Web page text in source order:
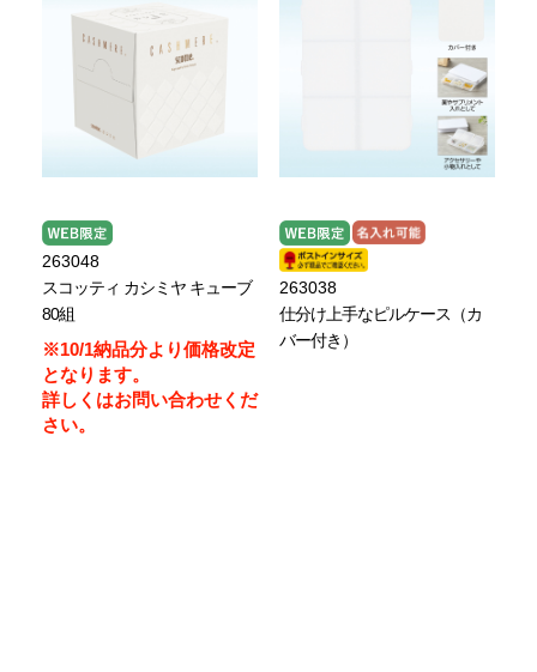
263048
スコッティ カシミヤ キューブ
80組
※10/1納品分より価格改定
となります。
詳しくはお問い合わせくだ
さい。
263038
仕分け上手なピルケース（カ
バー付き）